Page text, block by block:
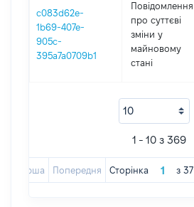
c083d62e-
1b69-407e-
905c-
395a7a0709b1
Повідомлення
про суттєві
зміни y
майновому
стані
1 - 10 з 369
Перша Попередня Сторінка з 37